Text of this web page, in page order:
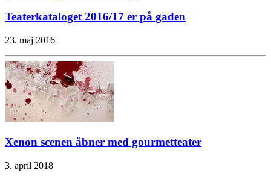
Teaterkataloget 2016/17 er på gaden
23. maj 2016
Xenon scenen åbner med gourmetteater
3. april 2018